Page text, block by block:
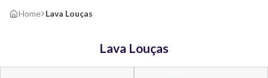
Lava Louças
Lava Louças